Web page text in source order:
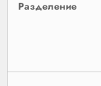
Разделение